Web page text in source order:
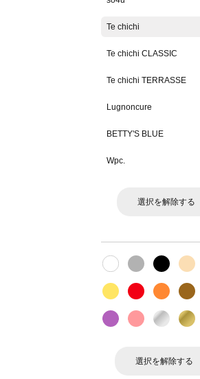
Te chichi
Te chichi CLASSIC
Te chichi TERRASSE
Lugnoncure
BETTY'S BLUE
Wpc.
選択を解除する
選択を解除する